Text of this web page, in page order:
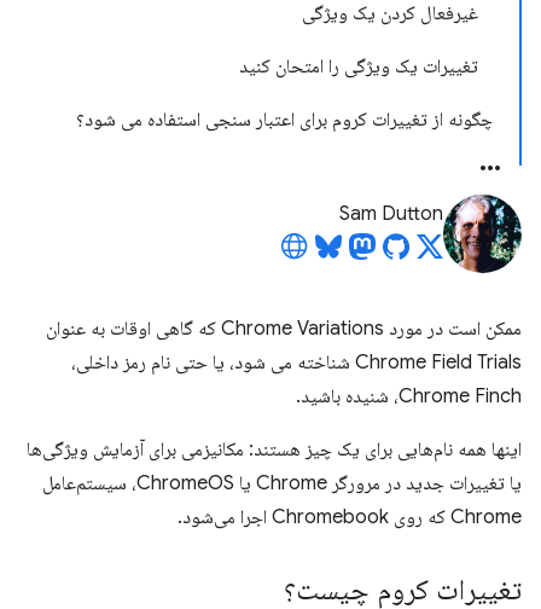
غیرفعال کردن یک ویژگی
تغییرات یک ویژگی را امتحان کنید
چگونه از تغییرات کروم برای اعتبار سنجی استفاده می شود؟
Sam Dutton
ممکن است در مورد Chrome Variations که گاهی اوقات به عنوان
Chrome Field Trials شناخته می شود، یا حتی نام رمز داخلی،
Chrome Finch، شنیده باشید.
اینها همه نام‌هایی برای یک چیز هستند: مکانیزمی برای آزمایش ویژگی‌ها
یا تغییرات جدید در مرورگر Chrome یا ChromeOS، سیستم‌عامل
Chrome که روی Chromebook اجرا می‌شود.
تغییرات کروم چیست؟